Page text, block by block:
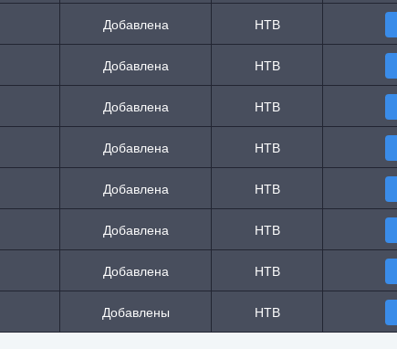
Добавлена НТВ
Добавлена НТВ
Добавлена НТВ
Добавлена НТВ
Добавлена НТВ
Добавлена НТВ
Добавлена НТВ
Добавлены НТВ